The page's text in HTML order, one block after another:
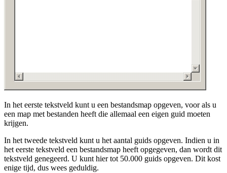
In het eerste tekstveld kunt u een bestandsmap opgeven, voor als u
een map met bestanden heeft die allemaal een eigen guid moeten
krijgen.
In het tweede tekstveld kunt u het aantal guids opgeven. Indien u in
het eerste tekstveld een bestandsmap heeft opgegeven, dan wordt dit
tekstveld genegeerd. U kunt hier tot 50.000 guids opgeven. Dit kost
enige tijd, dus wees geduldig.